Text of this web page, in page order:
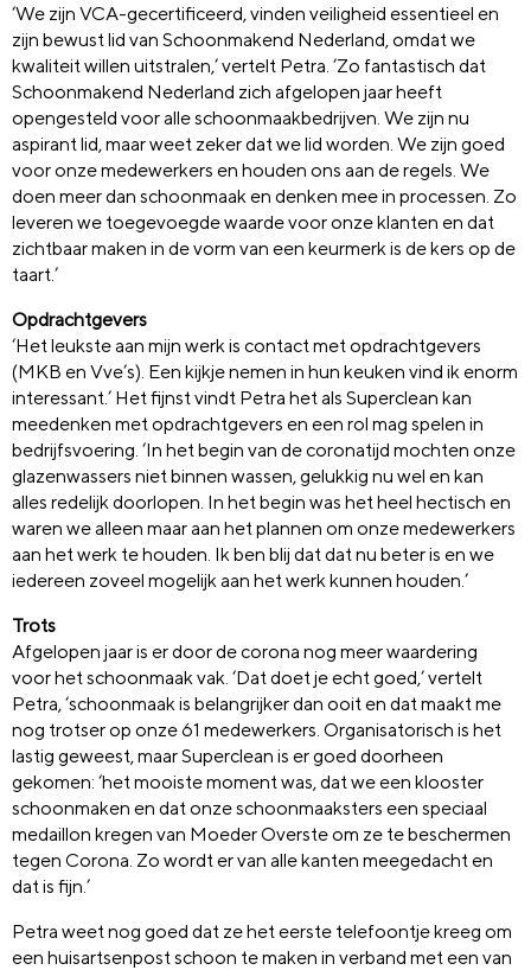
‘We zijn VCA-gecertificeerd, vinden veiligheid essentieel en
zijn bewust lid van Schoonmakend Nederland, omdat we
kwaliteit willen uitstralen,’ vertelt Petra. ‘Zo fantastisch dat
Schoonmakend Nederland zich afgelopen jaar heeft
opengesteld voor alle schoonmaakbedrijven. We zijn nu
aspirant lid, maar weet zeker dat we lid worden. We zijn goed
voor onze medewerkers en houden ons aan de regels. We
doen meer dan schoonmaak en denken mee in processen. Zo
leveren we toegevoegde waarde voor onze klanten en dat
zichtbaar maken in de vorm van een keurmerk is de kers op de
taart.’
Opdrachtgevers
‘Het leukste aan mijn werk is contact met opdrachtgevers
(MKB en Vve’s). Een kijkje nemen in hun keuken vind ik enorm
interessant.’ Het fijnst vindt Petra het als Superclean kan
meedenken met opdrachtgevers en een rol mag spelen in
bedrijfsvoering. ‘In het begin van de coronatijd mochten onze
glazenwassers niet binnen wassen, gelukkig nu wel en kan
alles redelijk doorlopen. In het begin was het heel hectisch en
waren we alleen maar aan het plannen om onze medewerkers
aan het werk te houden. Ik ben blij dat dat nu beter is en we
iedereen zoveel mogelijk aan het werk kunnen houden.’
Trots
Afgelopen jaar is er door de corona nog meer waardering
voor het schoonmaak vak. ‘Dat doet je echt goed,’ vertelt
Petra, ‘schoonmaak is belangrijker dan ooit en dat maakt me
nog trotser op onze 61 medewerkers. Organisatorisch is het
lastig geweest, maar Superclean is er goed doorheen
gekomen: ‘het mooiste moment was, dat we een klooster
schoonmaken en dat onze schoonmaaksters een speciaal
medaillon kregen van Moeder Overste om ze te beschermen
tegen Corona. Zo wordt er van alle kanten meegedacht en
dat is fijn.’
Petra weet nog goed dat ze het eerste telefoontje kreeg om
een huisartsenpost schoon te maken in verband met een van